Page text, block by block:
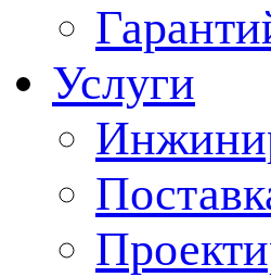
Услуги